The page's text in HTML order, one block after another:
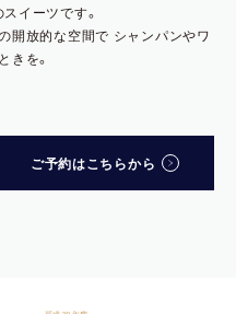
イーツです。
開放的な空間で シャンパンやワ
きを。
ご予約はこちらから